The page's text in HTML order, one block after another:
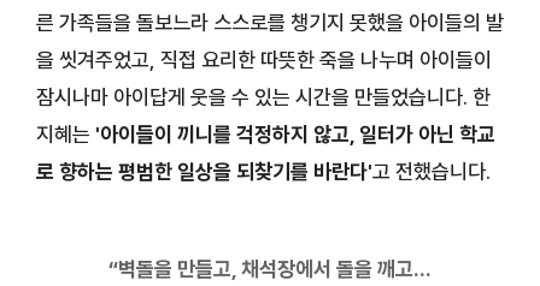
른 가족들을 돌보느라 스스로를 챙기지 못했을 아이들의 발
을 씻겨주었고, 직접 요리한 따뜻한 죽을 나누며 아이들이
잠시나마 아이답게 웃을 수 있는 시간을 만들었습니다. 한
지혜는 '아이들이 끼니를 걱정하지 않고, 일터가 아닌 학교
로 향하는 평범한 일상을 되찾기를 바란다'고 전했습니다.
“벽돌을 만들고, 채석장에서 돌을 깨고...